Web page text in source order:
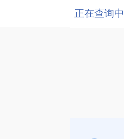
正在查询中